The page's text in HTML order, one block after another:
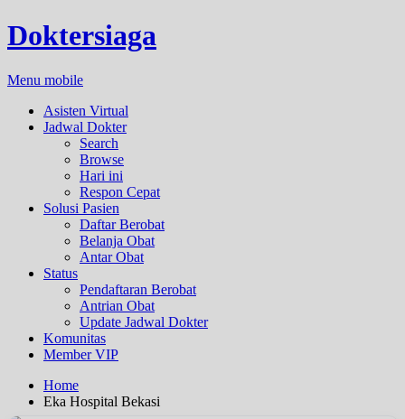
Doktersiaga
Menu mobile
Asisten Virtual
Jadwal Dokter
Search
Browse
Hari ini
Respon Cepat
Solusi Pasien
Daftar Berobat
Belanja Obat
Antar Obat
Status
Pendaftaran Berobat
Antrian Obat
Update Jadwal Dokter
Komunitas
Member VIP
Home
Eka Hospital Bekasi